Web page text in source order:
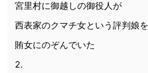
宮里村に御越しの御役人が
西表家のクマチ女という評判娘を
賄女にのぞんでいた
2.